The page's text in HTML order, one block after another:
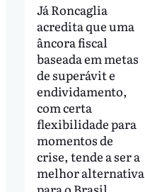
Já Roncaglia
acredita que uma
âncora fiscal
baseada em metas
de superávit e
endividamento,
com certa
flexibilidade para
momentos de
crise, tende a ser a
melhor alternativa